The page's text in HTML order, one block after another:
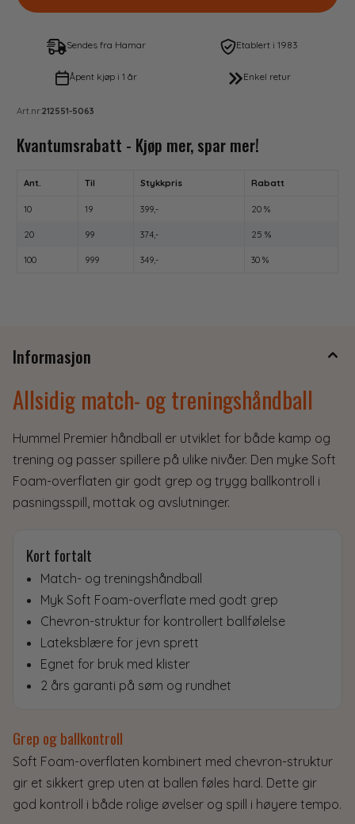
Sendes fra Hamar Etablert i 1983
Åpent kjøp i 1 år Enkel retur
Art.nr:212551-5063
Kvantumsrabatt - Kjøp mer, spar mer!
Ant. Til Stykkpris Rabatt
10 19 399,- 20 %
20 99 374,- 25 %
100 999 349,- 30 %
Informasjon
Allsidig match- og treningshåndball
Hummel Premier håndball er utviklet for både kamp og
trening og passer spillere på ulike nivåer. Den myke Soft
Foam-overflaten gir godt grep og trygg ballkontroll i
pasningsspill, mottak og avslutninger.
Kort fortalt
Match- og treningshåndball
Myk Soft Foam-overflate med godt grep
Chevron-struktur for kontrollert ballfølelse
Lateksblære for jevn sprett
Egnet for bruk med klister
2 års garanti på søm og rundhet
Grep og ballkontroll
Soft Foam-overflaten kombinert med chevron-struktur
gir et sikkert grep uten at ballen føles hard. Dette gir
god kontroll i både rolige øvelser og spill i høyere tempo.